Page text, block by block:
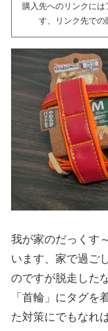
購入先へのリンクには
す、リンク先での
我が家のだっくす
います、家で過ご
のですが脱走した
「首輪」にタグを
た対策にでもなれ